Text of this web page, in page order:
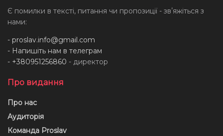
Є помилки в тексті, питання чи пропозиції - звʼяжіться з
нами:
- proslav.info@gmail.com
- Напишіть нам в телеграм
- +380951256860 - директор
Про видання
Про нас
Аудиторія
Команда Proslav